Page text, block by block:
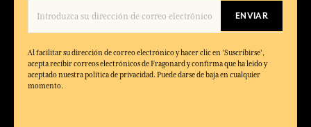
ENVIAR
Al facilitar su dirección de correo electrónico y hacer clic en 'Suscribirse',
acepta recibir correos electrónicos de Fragonard y confirma que ha leído y
aceptado nuestra política de privacidad. Puede darse de baja en cualquier
momento.